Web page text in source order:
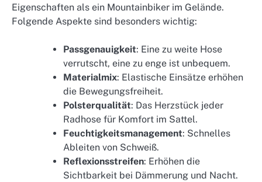
Eigenschaften als ein Mountainbiker im Gelände.
Folgende Aspekte sind besonders wichtig:
Passgenauigkeit: Eine zu weite Hose
verrutscht, eine zu enge ist unbequem.
Materialmix: Elastische Einsätze erhöhen
die Bewegungsfreiheit.
Polsterqualität: Das Herzstück jeder
Radhose für Komfort im Sattel.
Feuchtigkeitsmanagement: Schnelles
Ableiten von Schweiß.
Reflexionsstreifen: Erhöhen die
Sichtbarkeit bei Dämmerung und Nacht.